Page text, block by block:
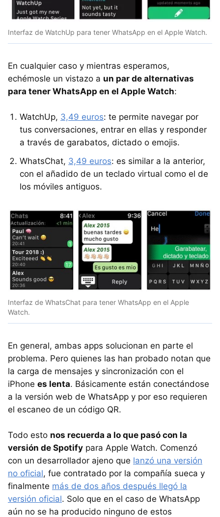
Interfaz de WatchUp para tener WhatsApp en el Apple Watch.
En cualquier caso y mientras esperamos,
echémosle un vistazo a un par de alternativas
para tener WhatsApp en el Apple Watch:
WatchUp, 3,49 euros: te permite navegar por
tus conversaciones, entrar en ellas y responder
a través de garabatos, dictado o emojis.
WhatsChat, 3,49 euros: es similar a la anterior,
con el añadido de un teclado virtual como el de
los móviles antiguos.
Interfaz de WhatsChat para tener WhatsApp en el Apple
Watch.
En general, ambas apps solucionan en parte el
problema. Pero quienes las han probado notan que
la carga de mensajes y sincronización con el
iPhone es lenta. Básicamente están conectándose
a la versión web de WhatsApp y por eso requieren
el escaneo de un código QR.
Todo esto nos recuerda a lo que pasó con la
versión de Spotify para Apple Watch. Comenzó
con un desarrollador ajeno que lanzó una versión
no oficial, fue contratado por la compañía sueca y
finalmente más de dos años después llegó la
versión oficial. Solo que en el caso de WhatsApp
aún no se ha producido ninguno de estos